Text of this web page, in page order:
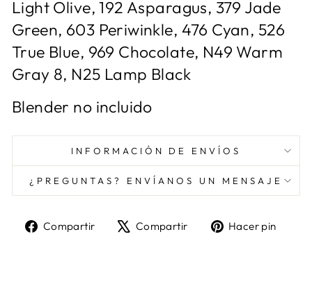
Light Olive, 192 Asparagus, 379 Jade
Green, 603 Periwinkle, 476 Cyan, 526
True Blue, 969 Chocolate, N49 Warm
Gray 8, N25 Lamp Black
Blender no incluido
INFORMACIÓN DE ENVÍOS
¿PREGUNTAS? ENVÍANOS UN MENSAJE
Compartir
CompartirCompartir
TuitearHacer pin